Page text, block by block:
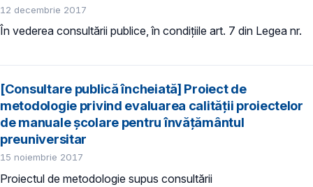
12 decembrie 2017
În vederea consultării publice, în condiţiile art. 7 din Legea nr.
[Consultare publică încheiată] Proiect de
metodologie privind evaluarea calității proiectelor
de manuale școlare pentru învăţământul
preuniversitar
15 noiembrie 2017
Proiectul de metodologie supus consultării